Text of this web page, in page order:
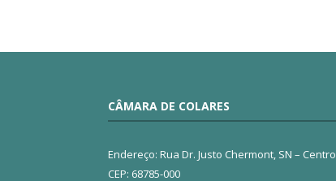
CÂMARA DE COLARES
Endereço: Rua Dr. Justo Chermont, SN – Centro
CEP: 68785-000